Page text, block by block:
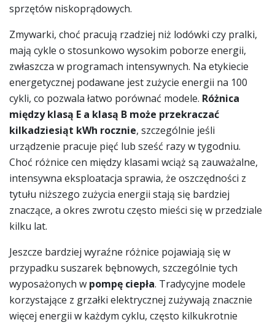
sprzętów niskoprądowych.
Zmywarki, choć pracują rzadziej niż lodówki czy pralki,
mają cykle o stosunkowo wysokim poborze energii,
zwłaszcza w programach intensywnych. Na etykiecie
energetycznej podawane jest zużycie energii na 100
cykli, co pozwala łatwo porównać modele. Różnica
między klasą E a klasą B może przekraczać
kilkadziesiąt kWh rocznie, szczególnie jeśli
urządzenie pracuje pięć lub sześć razy w tygodniu.
Choć różnice cen między klasami wciąż są zauważalne,
intensywna eksploatacja sprawia, że oszczędności z
tytułu niższego zużycia energii stają się bardziej
znaczące, a okres zwrotu często mieści się w przedziale
kilku lat.
Jeszcze bardziej wyraźne różnice pojawiają się w
przypadku suszarek bębnowych, szczególnie tych
wyposażonych w pompę ciepła. Tradycyjne modele
korzystające z grzałki elektrycznej zużywają znacznie
więcej energii w każdym cyklu, często kilkukrotnie